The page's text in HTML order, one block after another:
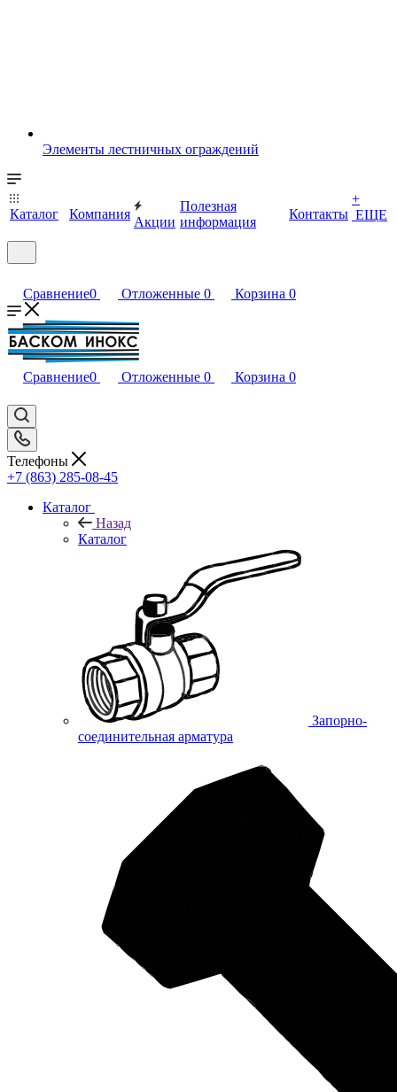
Элементы лестничных ограждений
Каталог Компания
Акции
Полезная
информация
Контакты
+
ЕЩЕ
Сравнение0 Отложенные 0 Корзина 0
Сравнение0 Отложенные 0 Корзина 0
Телефоны
+7 (863) 285-08-45
Каталог
Назад
Каталог
Запорно-
соединительная арматура